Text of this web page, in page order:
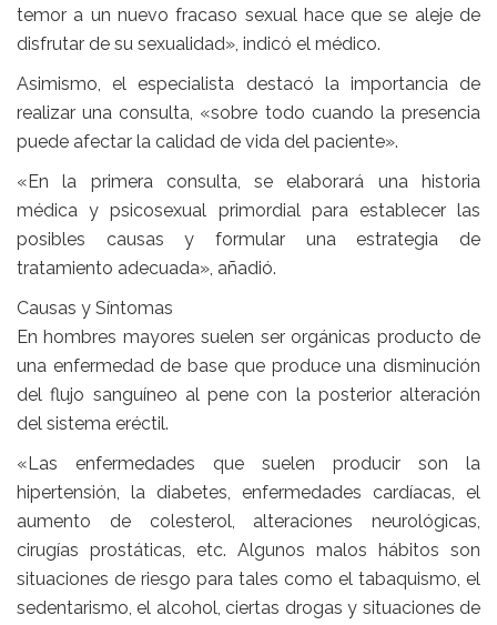
temor a un nuevo fracaso sexual hace que se aleje de
disfrutar de su sexualidad», indicó el médico.
Asimismo, el especialista destacó la importancia de
realizar una consulta, «sobre todo cuando la presencia
puede afectar la calidad de vida del paciente».
«En la primera consulta, se elaborará una historia
médica y psicosexual primordial para establecer las
posibles causas y formular una estrategia de
tratamiento adecuada», añadió.
Causas y Síntomas
En hombres mayores suelen ser orgánicas producto de
una enfermedad de base que produce una disminución
del flujo sanguíneo al pene con la posterior alteración
del sistema eréctil.
«Las enfermedades que suelen producir son la
hipertensión, la diabetes, enfermedades cardíacas, el
aumento de colesterol, alteraciones neurológicas,
cirugías prostáticas, etc. Algunos malos hábitos son
situaciones de riesgo para tales como el tabaquismo, el
sedentarismo, el alcohol, ciertas drogas y situaciones de